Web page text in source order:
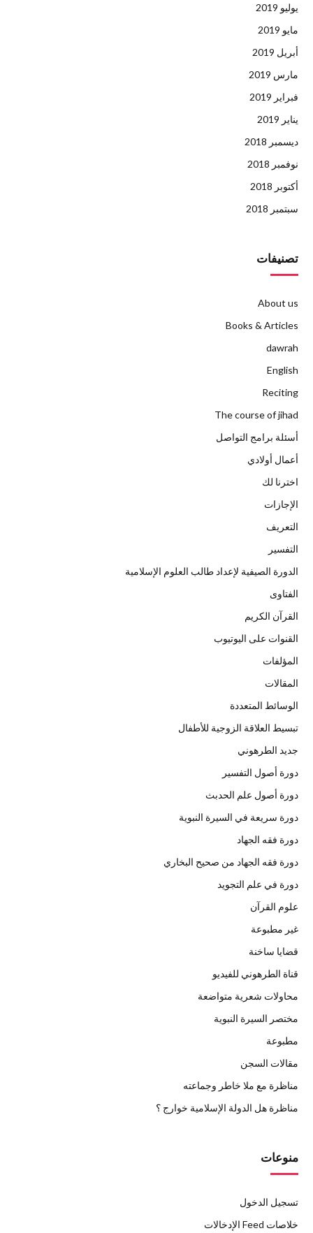
يوليو 2019
مايو 2019
أبريل 2019
مارس 2019
فبراير 2019
يناير 2019
ديسمبر 2018
نوفمبر 2018
أكتوبر 2018
سبتمبر 2018
تصنيفات
About us
Books & Articles
dawrah
English
Reciting
The course of jihad
أسئلة برامج التواصل
أعمال أولادي
اخترنا لك
الإجازات
التعريف
التفسير
الدورة الصيفية لإعداد طالب العلوم الإسلامية
الفتاوى
القرآن الكريم
القنوات على اليوتيوب
المؤلفات
المقالات
الوسائط المتعددة
تبسيط العلاقة الزوجية للأطفال
جديد الطرهوني
دورة أصول التفسير
دورة أصول علم الحدبث
دورة سريعة في السيرة النبوية
دورة فقه الجهاد
دورة فقه الجهاد من صحيح البخاري
دورة في علم التجويد
علوم القرآن
غير مطبوعة
قضايا ساخنة
قناة الطرهوني للفيديو
محاولات شعرية متواضعة
مختصر السيرة النبوية
مطبوعة
مقالات السجن
مناظرة مع ملا خاطر وجماعته
مناظرة هل الدولة الإسلامية خوارج ؟
منوعات
تسجيل الدخول
خلاصات Feed الإدخالات